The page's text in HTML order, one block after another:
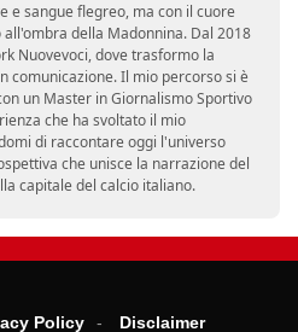
e sangue flegreo, ma con il cuore
della Madonnina. Dal 2018
Nuovevoci, dove trasformo la
comunicazione. Il mio percorso si è
un Master in Giornalismo Sportivo
che ha svoltato il mio
di raccontare oggi l'universo
che unisce la narrazione del
capitale del calcio italiano.
Policy Disclaimer